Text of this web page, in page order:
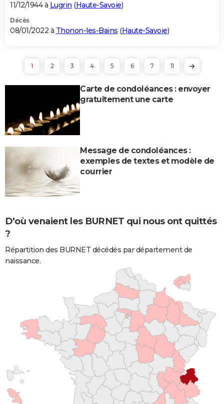
11/12/1944 à Lugrin (Haute-Savoie)
Décès
08/01/2022 à Thonon-les-Bains (Haute-Savoie)
1 2 3 4 5 6 7 11
Carte de condoléances : envoyer
gratuitement une carte
Message de condoléances :
exemples de textes et modèle de
courrier
D'où venaient les BURNET qui nous ont quittés
?
Répartition des BURNET décédés par département de
naissance.